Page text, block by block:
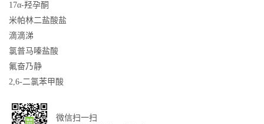
17α-羟孕酮
米帕林二盐酸盐
滴滴涕
氯普马嗪盐酸
氟奋乃静
2,6-二氯苯甲酸
微信扫一扫